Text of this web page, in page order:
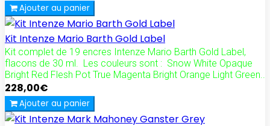
Ajouter au panier
Kit Intenze Mario Barth Gold Label
Kit complet de 19 encres Intenze Mario Barth Gold Label,
flacons de 30 ml. Les couleurs sont : Snow White Opaque
Bright Red Flesh Pot True Magenta Bright Orange Light Green..
228,00€
Ajouter au panier